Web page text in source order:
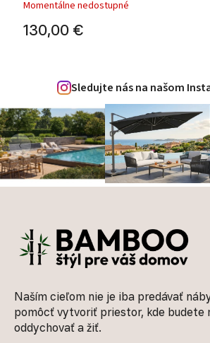
Momentálne nedostupné
130,00 €
Sledujte nás na našom
‹
Naším cieľom nie je iba predávať
pomôcť vytvoriť priestor, kde budete
oddychovať a žiť.